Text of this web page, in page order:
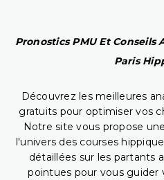
Pronostics PMU Et Conseils
Paris
Découvrez les meilleures
gratuits pour optimiser vos
Notre site vous propose
l'univers des courses
détaillées sur les partants
pointues pour vous guider